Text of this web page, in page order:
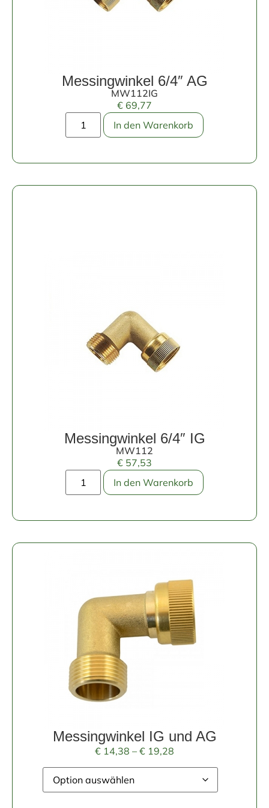
Messingwinkel 6/4″ AG
MW112IG
€ 69,77
In den Warenkorb
Messingwinkel 6/4″ IG
MW112
€ 57,53
In den Warenkorb
Messingwinkel IG und AG
€ 14,38 – € 19,28